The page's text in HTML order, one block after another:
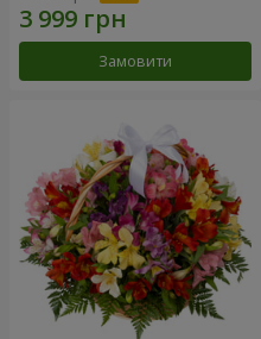
Замовити